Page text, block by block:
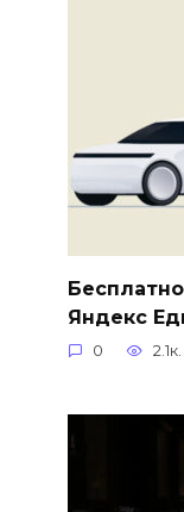
Яндекс
0 2.1к.